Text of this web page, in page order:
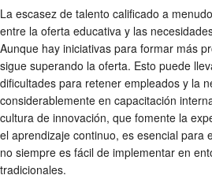
La escasez de talento calificado a
entre la oferta educativa y las
Aunque hay iniciativas para formar más
sigue superando la oferta. Esto puede
dificultades para retener empleados y la
considerablemente en capacitación
cultura de innovación, que fomente la
el aprendizaje continuo, es esencial para
no siempre es fácil de implementar en
tradicionales.